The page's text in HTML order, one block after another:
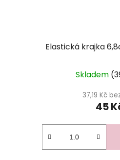
Elastická krajka
Skladem
37,19 Kč
45